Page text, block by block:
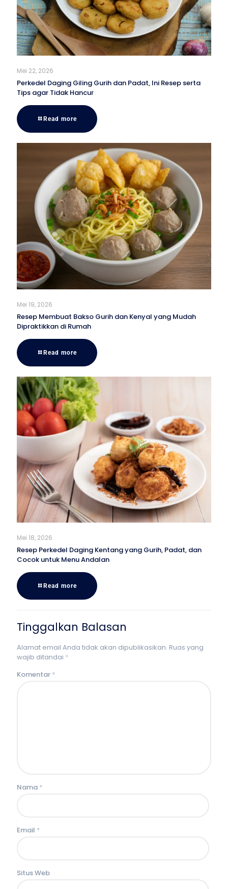
Mei 22, 2026
Perkedel Daging Giling Gurih dan Padat, Ini Resep serta
Tips agar Tidak Hancur
Read more
Mei 19, 2026
Resep Membuat Bakso Gurih dan Kenyal yang Mudah
Dipraktikkan di Rumah
Read more
Mei 18, 2026
Resep Perkedel Daging Kentang yang Gurih, Padat, dan
Cocok untuk Menu Andalan
Read more
Tinggalkan Balasan
Alamat email Anda tidak akan dipublikasikan. Ruas yang
wajib ditandai *
Komentar *
Nama *
Email *
Situs Web